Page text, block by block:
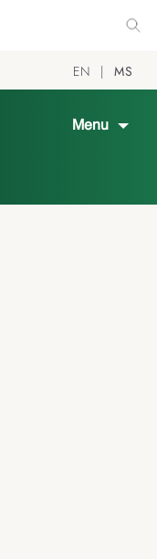
EN MS
Menu